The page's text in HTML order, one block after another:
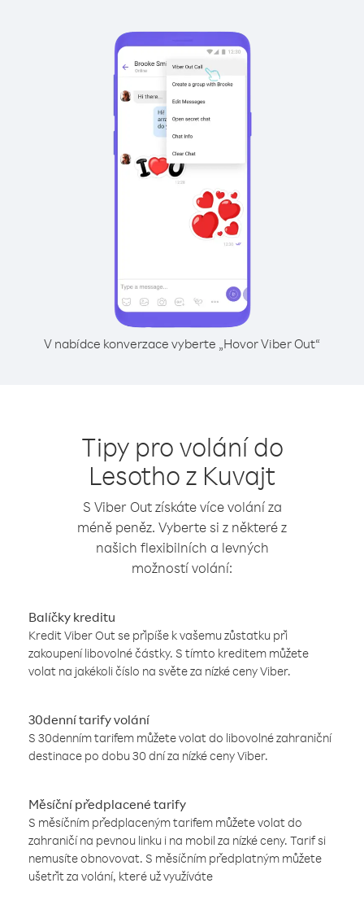
V nabídce konverzace vyberte „Hovor Viber Out“
Tipy pro volání do
Lesotho z Kuvajt
S Viber Out získáte více volání za
méně peněz. Vyberte si z některé z
našich flexibilních a levných
možností volání:
Balíčky kreditu
Kredit Viber Out se připíše k vašemu zůstatku při
zakoupení libovolné částky. S tímto kreditem můžete
volat na jakékoli číslo na světe za nízké ceny Viber.
30denní tarify volání
S 30denním tarifem můžete volat do libovolné zahraniční
destinace po dobu 30 dní za nízké ceny Viber.
Měsíční předplacené tarify
S měsíčním předplaceným tarifem můžete volat do
zahraničí na pevnou linku i na mobil za nízké ceny. Tarif si
nemusíte obnovovat. S měsíčním předplatným můžete
ušetřit za volání, které už využíváte